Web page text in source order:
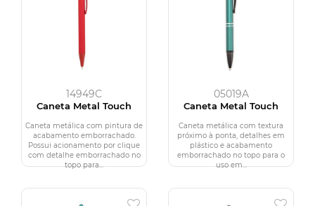
14949C
Caneta Metal Touch
Caneta metálica com pintura de
acabamento emborrachado.
Possui acionamento por clique
com detalhe emborrachado no
topo para...
05019A
Caneta Metal Touch
Caneta metálica com textura
próximo à ponta, detalhes em
plástico e acabamento
emborrachado no topo para o
uso em...